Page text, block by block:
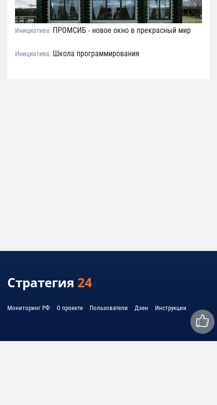
Инициатива: ПРОМСИБ - новое окно в прекрасный мир
Инициатива: Школа программирования
Стратегия 24
Мониторинг РФ О проекте Пользователи Дзен Инструкции